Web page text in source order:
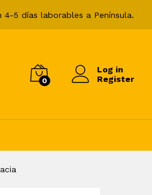
4-5 días laborables a Península.
0
Log in
Register
Añadir al carrito